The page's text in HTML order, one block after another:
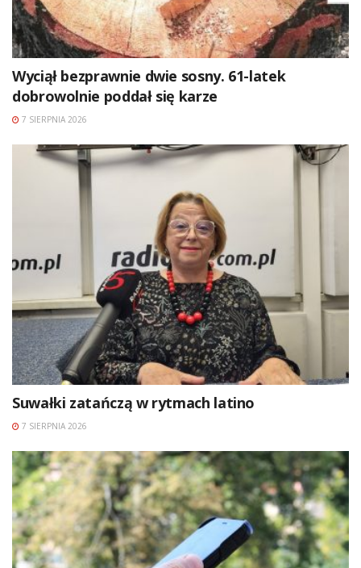
Wyciął bezprawnie dwie sosny. 61-latek
dobrowolnie poddał się karze
7 SIERPNIA 2026
Suwałki zatańczą w rytmach latino
7 SIERPNIA 2026